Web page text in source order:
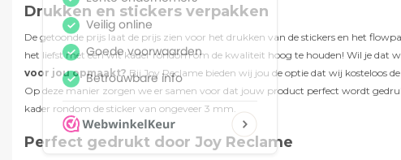
Drukken en stickers verpakken
De getoonde prijs laat de prijs zien voor het drukken van de stickers en het
het liefst met een wit kader rondom om de kwaliteit hoog te houden! Wil je dat
voor jou opmaakt? Bij Joy Reclame bieden wij jou de optie dat wij kosteloos
Op deze manier zorgen we er samen voor dat jouw product perfect wordt
kader rondom de sticker van ongeveer 3 mm.
Perfect gedrukt door Joy Reclame